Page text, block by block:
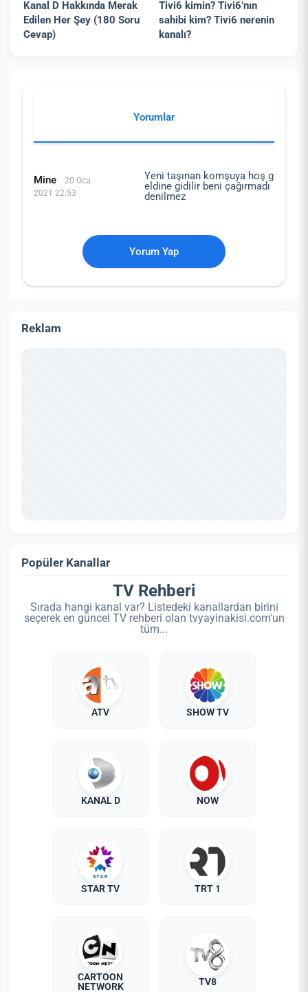
Kanal D Hakkında Merak
Edilen Her Şey (180 Soru
Cevap)
Tivi6 kimin? Tivi6’nın
sahibi kim? Tivi6 nerenin
kanalı?
Yorumlar
Mine
20 Oca
2021 22:53
Yeni taşınan komşuya hoş g
eldine gidilir beni çağırmadı
denilmez
Yorum Yap
Reklam
Popüler Kanallar
TV Rehberi
Sırada hangi kanal var? Listedeki kanallardan birini
seçerek en güncel TV rehberi olan tvyayinakisi.com'un
tüm...
ATV SHOW TV
KANAL D NOW
STAR TV TRT 1
CARTOON
NETWORK
TV8